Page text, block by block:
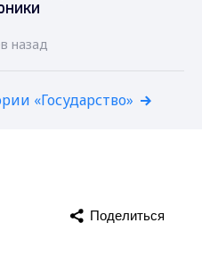
назад
«Государство»
Поделиться